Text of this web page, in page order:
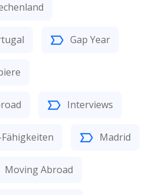
Gap Year
Interviews
Madrid
Moving Abroad